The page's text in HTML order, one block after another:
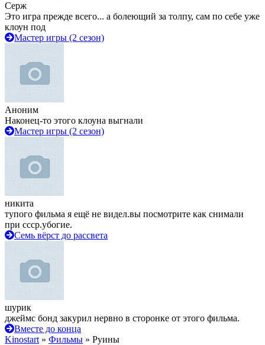
Серж
Это игра прежде всего... а болеющий за толпу, сам по себе уже
клоун под
Мастер игры (2 сезон)
Аноним
Наконец-то этого клоуна выгнали
Мастер игры (2 сезон)
никита
тупого фильма я ещё не видел.вы посмотрите как снимали
при ссср.убогие.
Семь вёрст до рассвета
шурик
джеймс бонд закурил нервно в сторонке от этого фильма.
Вместе до конца
Kinostart » Фильмы » Руины